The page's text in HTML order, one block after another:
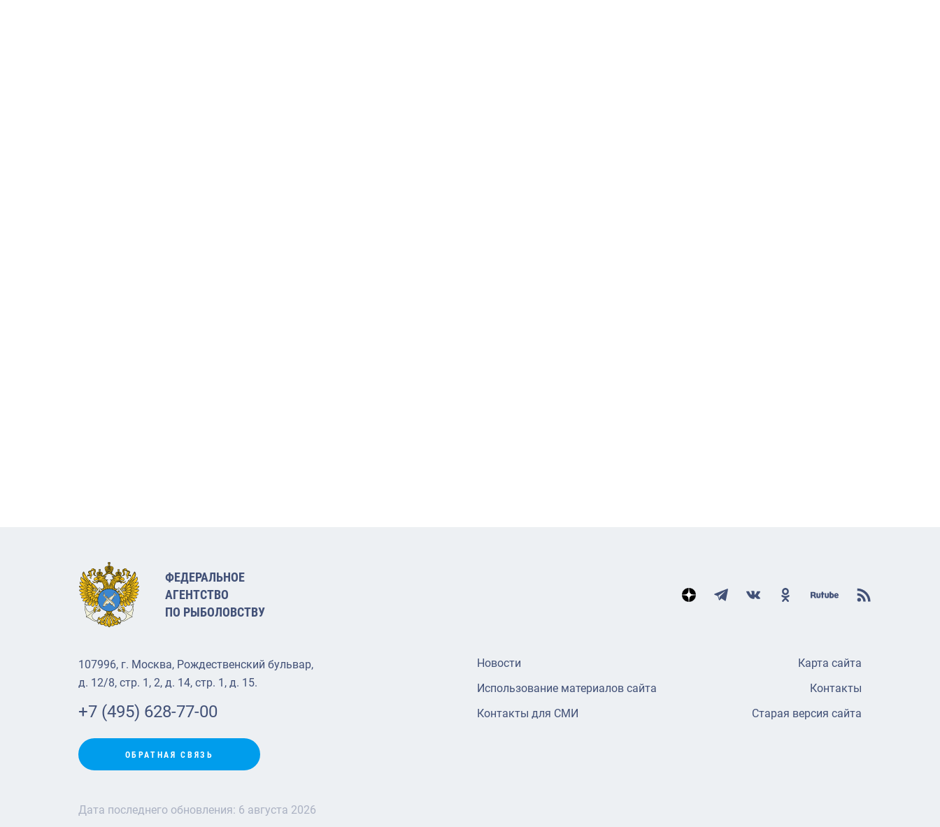
ФЕДЕРАЛЬНОЕ
АГЕНТСТВО
ПО РЫБОЛОВСТВУ
107996, г. Москва, Рождественский бульвар,
д. 12/8, стр. 1, 2, д. 14, стр. 1, д. 15.
+7 (495) 628-77-00
ОБРАТНАЯ СВЯЗЬ
Новости
Использование материалов сайта
Контакты для СМИ
Карта сайта
Контакты
Старая версия сайта
Дата последнего обновления: 6 августа 2026